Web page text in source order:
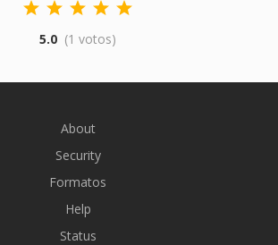
5.0 (1 votos)
About
Security
Formatos
Help
Status